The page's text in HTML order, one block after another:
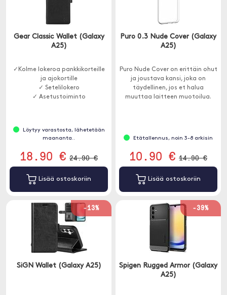
Gear Classic Wallet (Galaxy
A25)
✓Kolme lokeroa pankkikorteille
ja ajokortille
✓ Setelilokero
✓ Asetustoiminto
Löytyy varastosta, lähetetään
maananta..
18.90 € 24.90 €
Lisää ostoskoriin
Puro 0.3 Nude Cover (Galaxy
A25)
Puro Nude Cover on erittäin ohut
ja joustava kansi, joka on
täydellinen, jos et halua
muuttaa laitteen muotoilua.
Etätallennus, noin 3-8 arkisin
10.90 € 14.90 €
Lisää ostoskoriin
-13%
SiGN Wallet (Galaxy A25)
-39%
Spigen Rugged Armor (Galaxy
A25)